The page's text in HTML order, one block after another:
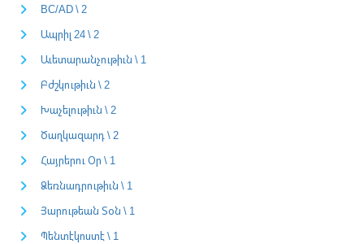
BC/AD \ 2
Ապրիլ 24 \ 2
Աւետարանչութիւն \ 1
Բժշկութիւն \ 2
Խաչելութիւն \ 2
Ծաղկազարդ \ 2
Հայրերու Օր \ 1
Ձեռնադրութիւն \ 1
Յարութեան Տօն \ 1
Պենտէկոստէ \ 1